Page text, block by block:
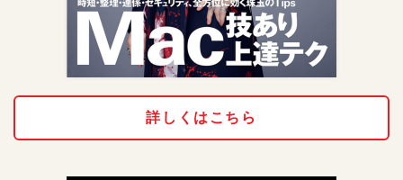
詳しくはこちら